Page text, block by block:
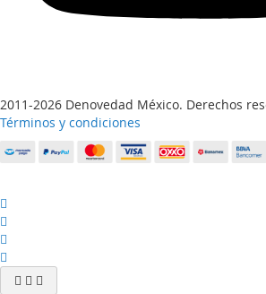
2011-2026 Denovedad México. Derechos
Términos y condiciones